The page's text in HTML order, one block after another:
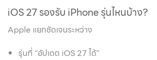
iOS 27 รองรับ iPhone รุ่นไหนบ้าง?
Apple แยกชัดเจนระหว่าง
รุ่นที่ “อัปเดต iOS 27 ได้”